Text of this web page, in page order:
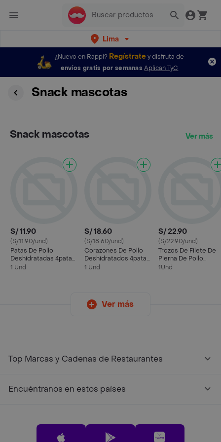
Lima
¿Nuevo en Rappi? Regístratey disfruta de
envíos gratis por semanas Aplican TyC
Snack mascotas
Snack mascotas Ver más
S/ 11.90
(S/11.90/und)
Patas De Pollo
Deshidratadas 4patas
X 85gr
1 Und
S/ 18.60
(S/18.60/und)
Corazones De Pollo
Deshidratados 4patas
X 100gr
1 Und
S/ 22.90
(S/22.90/und)
Trozos De Filete De
Pierna De Pollo
Deshidratado 4patas
1Und
Ver más
Top Marcas y Cadenas de Restaurantes
Encuéntranos en estos países